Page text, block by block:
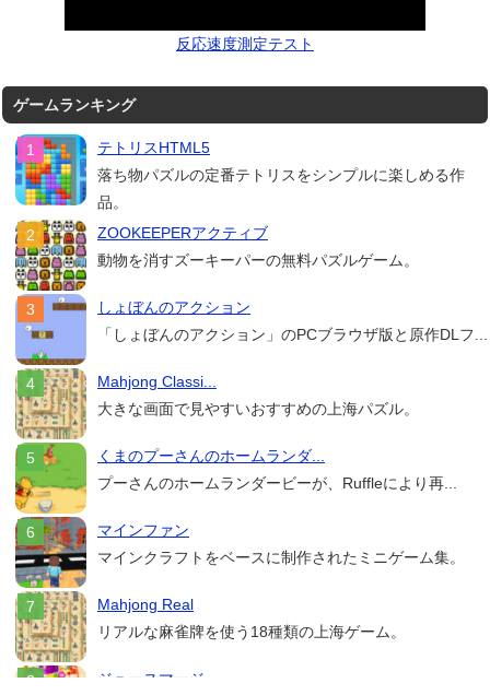
反応速度測定テスト
ゲームランキング
テトリスHTML5
落ち物パズルの定番テトリスをシンプルに楽しめる作
品。
ZOOKEEPERアクティブ
動物を消すズーキーパーの無料パズルゲーム。
しょぼんのアクション
「しょぼんのアクション」のPCブラウザ版と原作DLフ...
Mahjong Classi...
大きな画面で見やすいおすすめの上海パズル。
くまのプーさんのホームランダ...
プーさんのホームランダービーが、Ruffleにより再...
マインファン
マインクラフトをベースに制作されたミニゲーム集。
Mahjong Real
リアルな麻雀牌を使う18種類の上海ゲーム。
ジュースマージ